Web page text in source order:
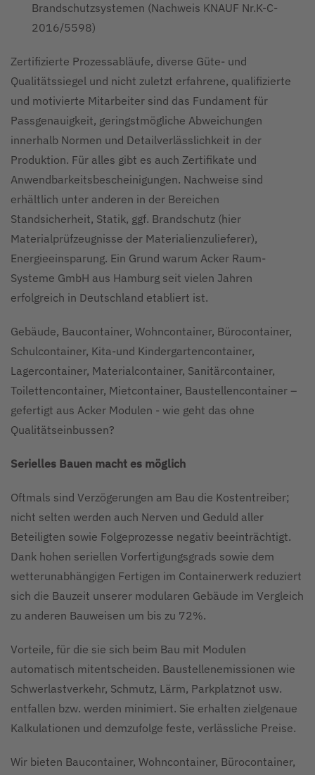
Brandschutzsystemen (Nachweis KNAUF Nr.K-C-
2016/5598)
Zertifizierte Prozessabläufe, diverse Güte- und
Qualitätssiegel und nicht zuletzt erfahrene, qualifizierte
und motivierte Mitarbeiter sind das Fundament für
Passgenauigkeit, geringstmögliche Abweichungen
innerhalb Normen und Detailverlässlichkeit in der
Produktion. Für alles gibt es auch Zertifikate und
Anwendbarkeitsbescheinigungen. Nachweise sind
erhältlich unter anderen in der Bereichen
Standsicherheit, Statik, ggf. Brandschutz (hier
Materialprüfzeugnisse der Materialienzulieferer),
Energieeinsparung. Ein Grund warum Acker Raum-
Systeme GmbH aus Hamburg seit vielen Jahren
erfolgreich in Deutschland etabliert ist.
Gebäude, Baucontainer, Wohncontainer, Bürocontainer,
Schulcontainer, Kita-und Kindergartencontainer,
Lagercontainer, Materialcontainer, Sanitärcontainer,
Toilettencontainer, Mietcontainer, Baustellencontainer –
gefertigt aus Acker Modulen - wie geht das ohne
Qualitätseinbussen?
Serielles Bauen macht es möglich
Oftmals sind Verzögerungen am Bau die Kostentreiber;
nicht selten werden auch Nerven und Geduld aller
Beteiligten sowie Folgeprozesse negativ beeinträchtigt.
Dank hohen seriellen Vorfertigungsgrads sowie dem
wetterunabhängigen Fertigen im Containerwerk reduziert
sich die Bauzeit unserer modularen Gebäude im Vergleich
zu anderen Bauweisen um bis zu 72%.
Vorteile, für die sie sich beim Bau mit Modulen
automatisch mitentscheiden. Baustellenemissionen wie
Schwerlastverkehr, Schmutz, Lärm, Parkplatznot usw.
entfallen bzw. werden minimiert. Sie erhalten zielgenaue
Kalkulationen und demzufolge feste, verlässliche Preise.
Wir bieten Baucontainer, Wohncontainer, Bürocontainer,